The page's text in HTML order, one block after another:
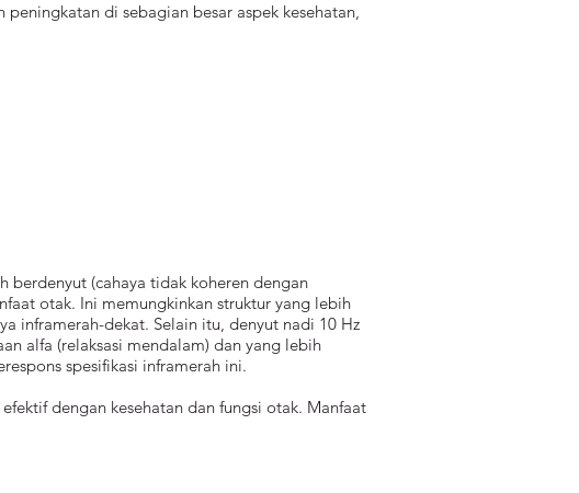
di sebagian besar aspek kesehatan,
berdenyut (cahaya tidak koheren dengan
otak. Ini memungkinkan struktur yang lebih
inframerah-dekat. Selain itu, denyut nadi 10 Hz
alfa (relaksasi mendalam) dan yang lebih
spesifikasi inframerah ini.
dengan kesehatan dan fungsi otak. Manfaat